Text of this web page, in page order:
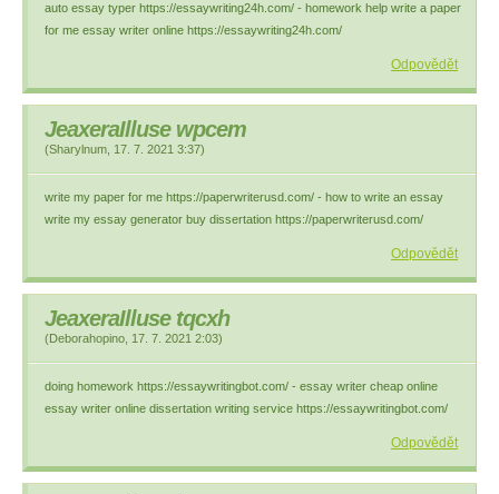
auto essay typer https://essaywriting24h.com/ - homework help write a paper
for me essay writer online https://essaywriting24h.com/
Odpovědět
JeaxeraIlluse wpcem
(Sharylnum 17. 7. 2021 3:37)
write my paper for me https://paperwriterusd.com/ - how to write an essay
write my essay generator buy dissertation https://paperwriterusd.com/
Odpovědět
JeaxeraIlluse tqcxh
(Deborahopino 17. 7. 2021 2:03)
doing homework https://essaywritingbot.com/ - essay writer cheap online
essay writer online dissertation writing service https://essaywritingbot.com/
Odpovědět